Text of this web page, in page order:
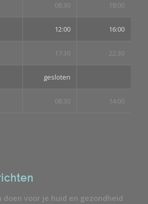
08:30 18:00
12:00 16:00
17:30 22:30
gesloten
08:30 14:00
doen voor je huid en gezondheid